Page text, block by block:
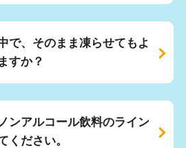
で、そのまま凍らせてもよ
すか？
ンアルコール飲料のライン
ください。